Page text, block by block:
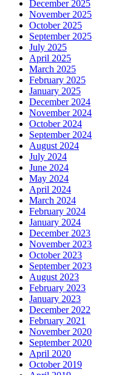
December 2025
November 2025
October 2025
September 2025
July 2025
April 2025
March 2025
February 2025
January 2025
December 2024
November 2024
October 2024
September 2024
August 2024
July 2024
June 2024
May 2024
April 2024
March 2024
February 2024
January 2024
December 2023
November 2023
October 2023
September 2023
August 2023
February 2023
January 2023
December 2022
February 2021
November 2020
September 2020
April 2020
October 2019